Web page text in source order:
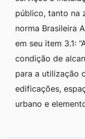
público, tanto na
norma Brasileira
em seu item 3.1:
condição de
para a utilização
edificações,
urbano e